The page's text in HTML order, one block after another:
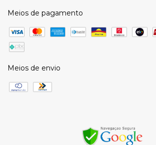
Meios de pagamento
Meios de envio